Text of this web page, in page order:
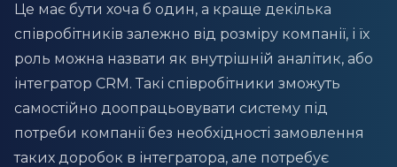
Це має бути хоча б один, а краще декілька
співробітників залежно від розміру компанії, і їх
роль можна назвати як внутрішній аналітик, або
інтегратор CRM. Такі співробітники зможуть
самостійно доопрацьовувати систему під
потреби компанії без необхідності замовлення
таких доробок в інтегратора, але потребує